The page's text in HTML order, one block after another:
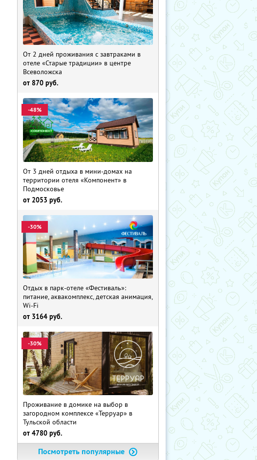
От 2 дней проживания с завтраками в
отеле «Старые традиции» в центре
Всеволожска
от 870 руб.
-48%
От 3 дней отдыха в мини-домах на
территории отеля «Компонент» в
Подмосковье
от 2053 руб.
-30%
Отдых в парк-отеле «Фестиваль»:
питание, аквакомплекс, детская анимация,
Wi-Fi
от 3164 руб.
-30%
Проживание в домике на выбор в
загородном комплексе «Терруар» в
Тульской области
от 4780 руб.
Посмотреть популярные